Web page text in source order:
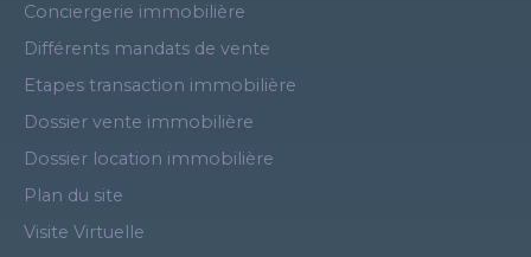
Conciergerie immobilière
Différents mandats de vente
Etapes transaction immobilière
Dossier vente immobilière
Dossier location immobilière
Plan du site
Visite Virtuelle